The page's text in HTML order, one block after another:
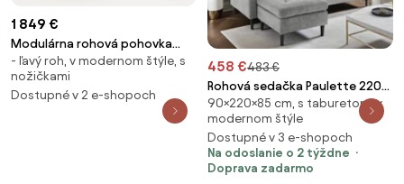
1 849 €
Modulárna rohová pohovka
Allpa (3-miestna)
- ľavý roh, v modernom štýle, s
nožičkami
Dostupné v 2 e-shopoch
458 €483 €
Rohová sedačka Paulette 220
cm sivý menčester
90×220×85 cm, s taburetom, v
modernom štýle
Dostupné v 3 e-shopoch
Na odoslanie o 2 týždne
Doprava zadarmo